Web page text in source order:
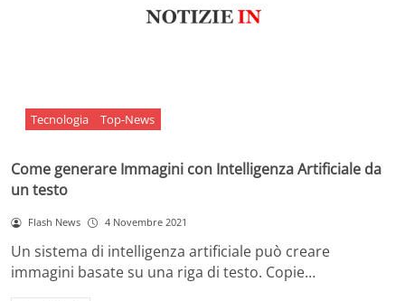
Tecnologia Top-News
Come generare Immagini con Intelligenza Artificiale da
un testo
Flash News 4 Novembre 2021
Un sistema di intelligenza artificiale può creare
immagini basate su una riga di testo. Copie…